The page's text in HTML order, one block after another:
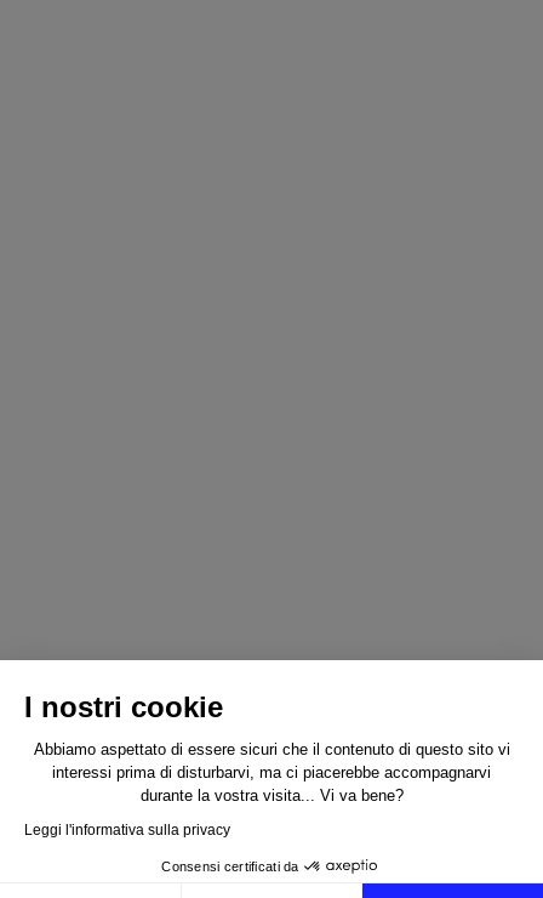
I nostri cookie
Abbiamo aspettato di essere sicuri che il contenuto di questo sito vi
interessi prima di disturbarvi, ma ci piacerebbe accompagnarvi
durante la vostra visita... Vi va bene?
Leggi l'informativa sulla privacy
Consensi certificati da